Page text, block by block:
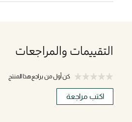
التقييمات والمراجعات
كن أول من يراجع هذا المنتج
اكتب مراجعة